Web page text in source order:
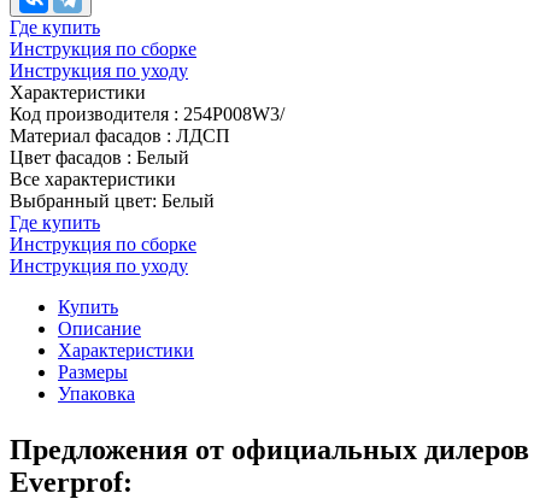
Где купить
Инструкция по сборке
Инструкция по уходу
Характеристики
Код производителя : 254P008W3/
Материал фасадов : ЛДСП
Цвет фасадов : Белый
Все характеристики
Выбранный цвет: Белый
Где купить
Инструкция по сборке
Инструкция по уходу
Купить
Описание
Характеристики
Размеры
Упаковка
Предложения от официальных дилеров
Everprof: